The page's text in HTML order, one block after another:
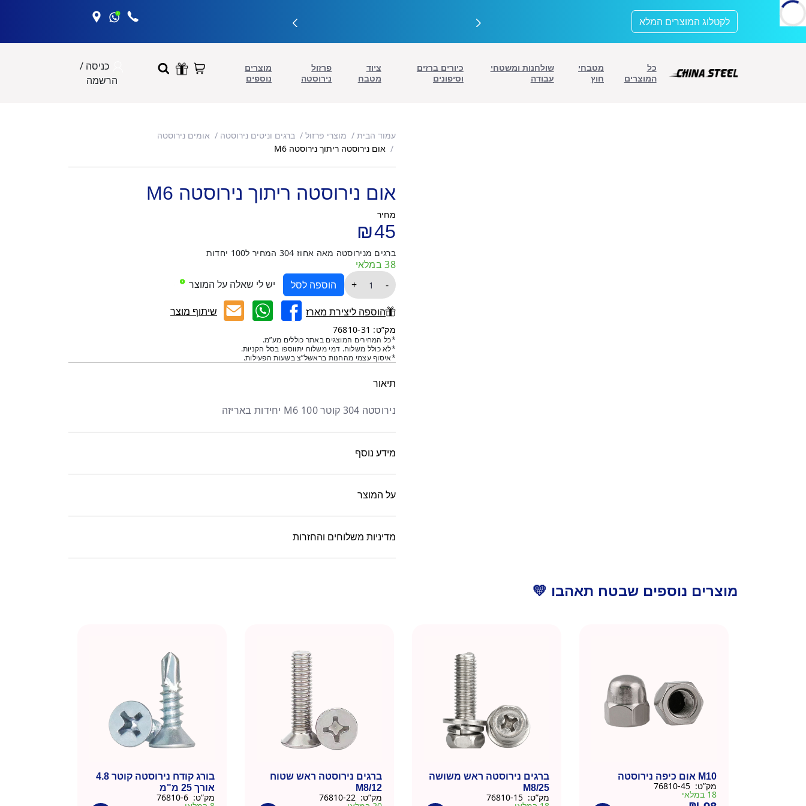
לתוכן
לקטלוג המוצרים המלא
כל
המוצרים
מטבחי
חוץ
שולחנות ומשטחי
עבודה
כיורים ברזים
וסיפונים
ציוד
מטבח
פרזול
נירוסטה
מוצרים
נוספים
כניסה /
הרשמה
עמוד הבית מוצרי פרזול ברגים וניטים נירוסטה אומים נירוסטה
אום נירוסטה ריתוך נירוסטה M6
אום נירוסטה ריתוך נירוסטה M6
מחיר
₪45
ברגים מנירוסטה מאה אחוז 304 המחיר ל100 יחדות
38 במלאי
-
כמות
אום
נירוסטה
ריתוך
נירוסטה
M6
+ הוספה לסל יש לי שאלה על המוצר
הוספה ליצירת מארז שיתוף מוצר
מק”ט: 76810-31
*כל המחירים המוצגים באתר כוללים מע”מ.
*לא כולל משלוח. דמי משלוח יתווספו בסל הקניות.
*איסוף עצמי מהחנות בראשל”צ בשעות הפעילות.
תיאור
נירוסטה 304 קוטר M6 100 יחידות באריזה
מידע נוסף
על המוצר
מדיניות משלוחים והחזרות
מוצרים נוספים שבטח תאהבו 💛
M10 אום כיפה נירוסטה
מק”ט:
18 במלאי
ברגים נירוסטה ראש משושה
M8/25
מק”ט:
ברגים נירוסטה ראש שטוח
M8/12
מק”ט:
בורג קודח נירוסטה קוטר 4.8
אורך 25 מ"מ
מק”ט: